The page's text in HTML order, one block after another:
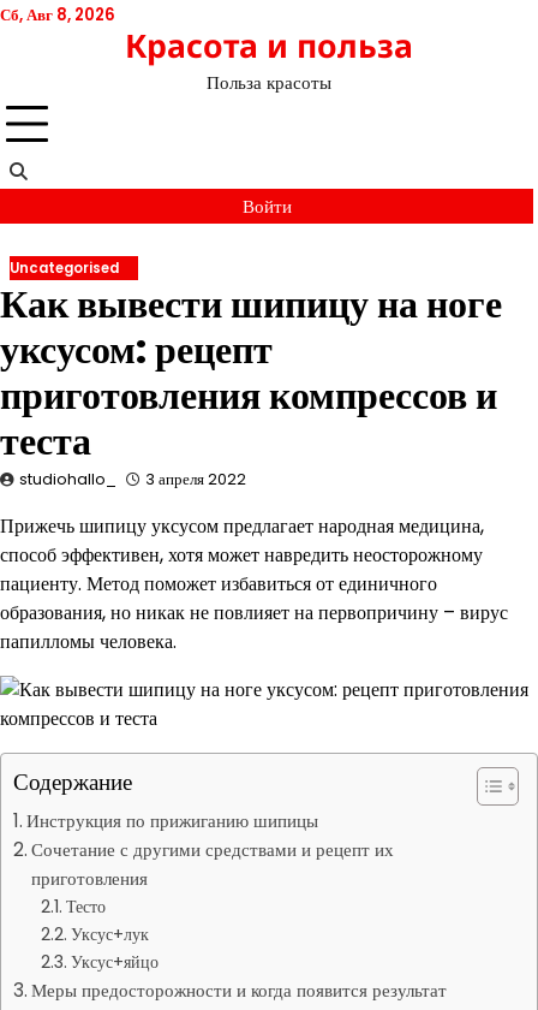
Перейти
Сб, Авг 8, 2026
Красота и польза
Польза красоты
Войти
Uncategorised
Как вывести шипицу на ноге
уксусом: рецепт
приготовления компрессов и
теста
studiohallo_ 3 апреля 2022
Прижечь шипицу уксусом предлагает народная медицина,
способ эффективен, хотя может навредить неосторожному
пациенту. Метод поможет избавиться от единичного
образования, но никак не повлияет на первопричину – вирус
папилломы человека.
Содержание
Инструкция по прижиганию шипицы
Сочетание с другими средствами и рецепт их
приготовления
Тесто
Уксус+лук
Уксус+яйцо
Меры предосторожности и когда появится результат